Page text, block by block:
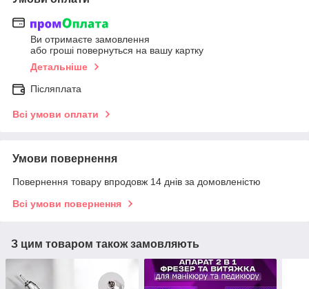
Ви отримаєте замовлення
або гроші повернуться на вашу картку
Детальніше
Післяплата
Всі умови оплати
Умови повернення
Повернення товару впродовж 14 днів за домовленістю
Всі умови повернення
З цим товаром також замовляють